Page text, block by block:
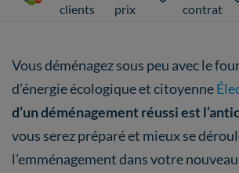
clients
prix
contrat
Vous déménagez sous peu avec le
d’énergie écologique et citoyenne
d’un déménagement réussi est
vous serez préparé et mieux se
l’emménagement dans votre